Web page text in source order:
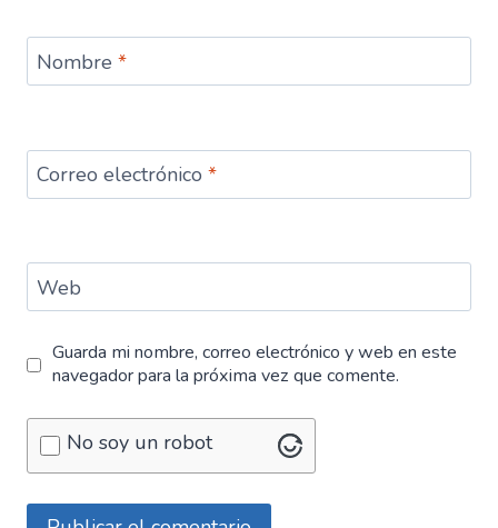
Nombre *
Correo electrónico *
Web
Guarda mi nombre, correo electrónico y web en este
navegador para la próxima vez que comente.
No soy un robot